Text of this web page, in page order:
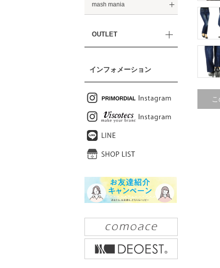
mash mania
OUTLET
インフォメーション